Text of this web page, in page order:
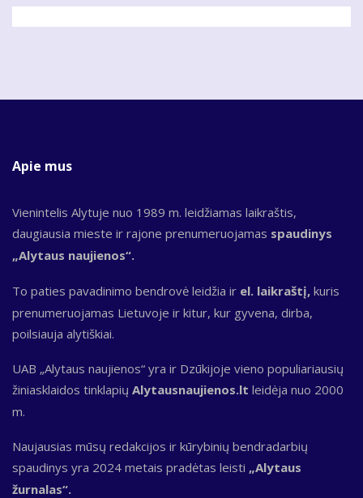
Apie mus
Vienintelis Alytuje nuo 1989 m. leidžiamas laikraštis,
daugiausia mieste ir rajone prenumeruojamas spaudinys
„Alytaus naujienos“.
To paties pavadinimo bendrovė leidžia ir el. laikraštį, kuris
prenumeruojamas Lietuvoje ir kitur, kur gyvena, dirba,
poilsiauja alytiškiai.
UAB „Alytaus naujienos“ yra ir Dzūkijoje vieno populiariausių
žiniasklaidos tinklapių Alytausnaujienos.lt leidėja nuo 2000
m.
Naujausias mūsų redakcijos ir kūrybinių bendradarbių
spaudinys yra 2024 metais pradėtas leisti „Alytaus
žurnalas“.